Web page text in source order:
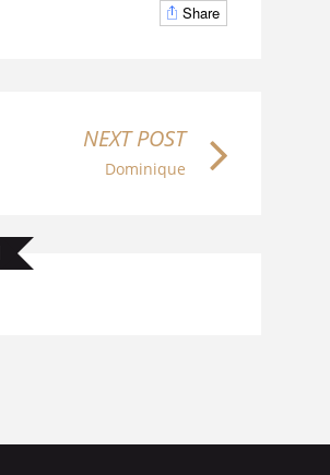
Share
NEXT POST
Dominique